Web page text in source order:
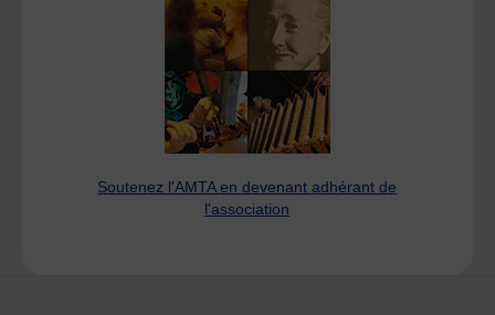
Soutenez l'AMTA en devenant adhérant de
l'association